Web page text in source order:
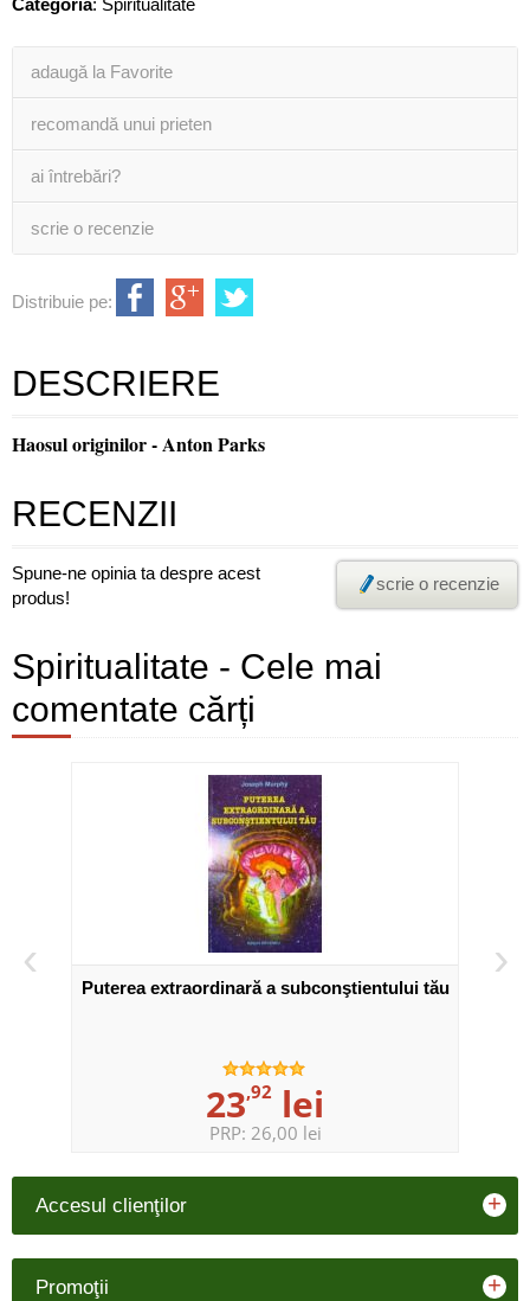
Categoria: Spiritualitate
adaugă la Favorite
recomandă unui prieten
ai întrebări?
scrie o recenzie
Distribuie pe:
DESCRIERE
Haosul originilor - Anton Parks
RECENZII
Spune-ne opinia ta despre acest
produs!
scrie o recenzie
Spiritualitate - Cele mai
comentate cărți
‹
Puterea extraordinară a subconştientului tău
23,92 lei
PRP: 26,00 lei
›
Accesul clienţilor +
Promoţii +